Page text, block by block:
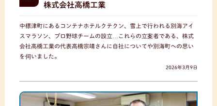
株式会社高橋工業
中標津町にあるコンテナホテルクテクン、雪上で行われる別海アイ
スマラソン、プロ野球チームの設立…これらの立案者である、株式
会社高橋工業の代表高橋宗靖さんに自社についてや別海町への思い
を伺いました。
2026年3月9日